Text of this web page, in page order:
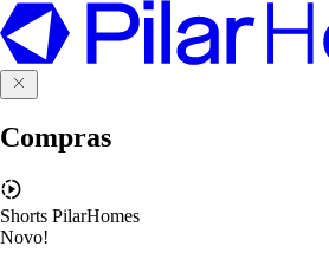
Compras
Shorts PilarHomes
Novo!